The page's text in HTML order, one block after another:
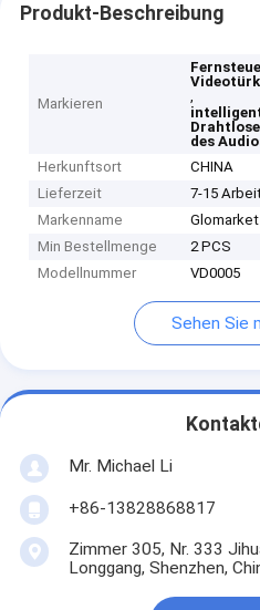
Produkt-Beschreibung
Markieren
,
des
Herkunftsort
CHINA
Lieferzeit
7-15
Markenname
Glomarket
Min Bestellmenge
2 PCS
Modellnummer
VD0005
Sehen Sie
Mr. Michael Li
+86-13828868817
Zimmer 305, Nr. 333
Longgang, Shenzhen,